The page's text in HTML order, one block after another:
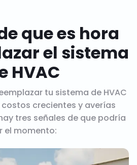
que es hora
el sistema
HVAC
tu sistema de HVAC
crecientes y averías
tres señales de que podría
el momento: